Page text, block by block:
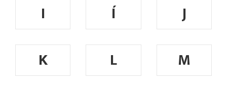
I
Í
J
K
L
M